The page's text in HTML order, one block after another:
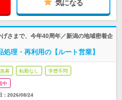
気になる
さまで、今年40周年／新潟の地域密着企
理・再利用の【ルート営業】
急募 転勤なし 学歴不問
中
： 2026/08/24